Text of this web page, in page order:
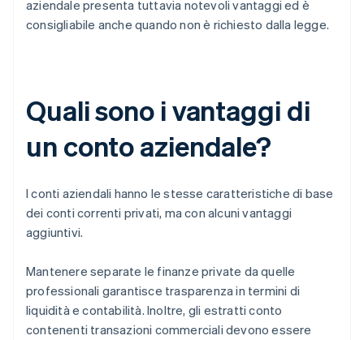
aziendale presenta tuttavia notevoli vantaggi ed è
consigliabile anche quando non è richiesto dalla legge.
Quali sono i vantaggi di
un conto aziendale?
I conti aziendali hanno le stesse caratteristiche di base
dei conti correnti privati, ma con alcuni vantaggi
aggiuntivi.
Mantenere separate le finanze private da quelle
professionali garantisce trasparenza in termini di
liquidità e contabilità. Inoltre, gli estratti conto
contenenti transazioni commerciali devono essere